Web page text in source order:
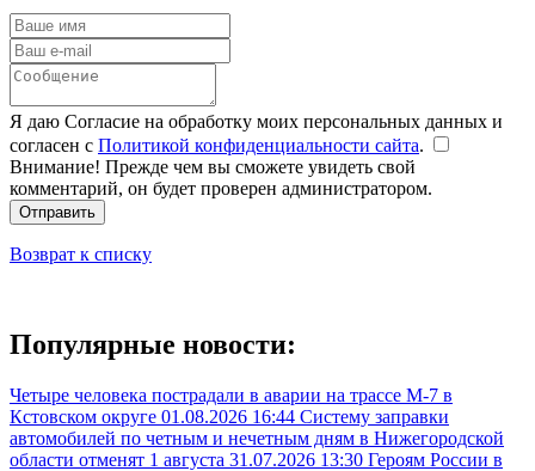
Я даю Согласие на обработку моих персональных данных и
согласен с Политикой конфиденциальности сайта.
Внимание! Прежде чем вы сможете увидеть свой
комментарий, он будет проверен администратором.
Отправить
Возврат к списку
Популярные новости:
Четыре человека пострадали в аварии на трассе М-7 в
Кстовском округе 01.08.2026 16:44 Систему заправки
автомобилей по четным и нечетным дням в Нижегородской
области отменят 1 августа 31.07.2026 13:30 Героям России в